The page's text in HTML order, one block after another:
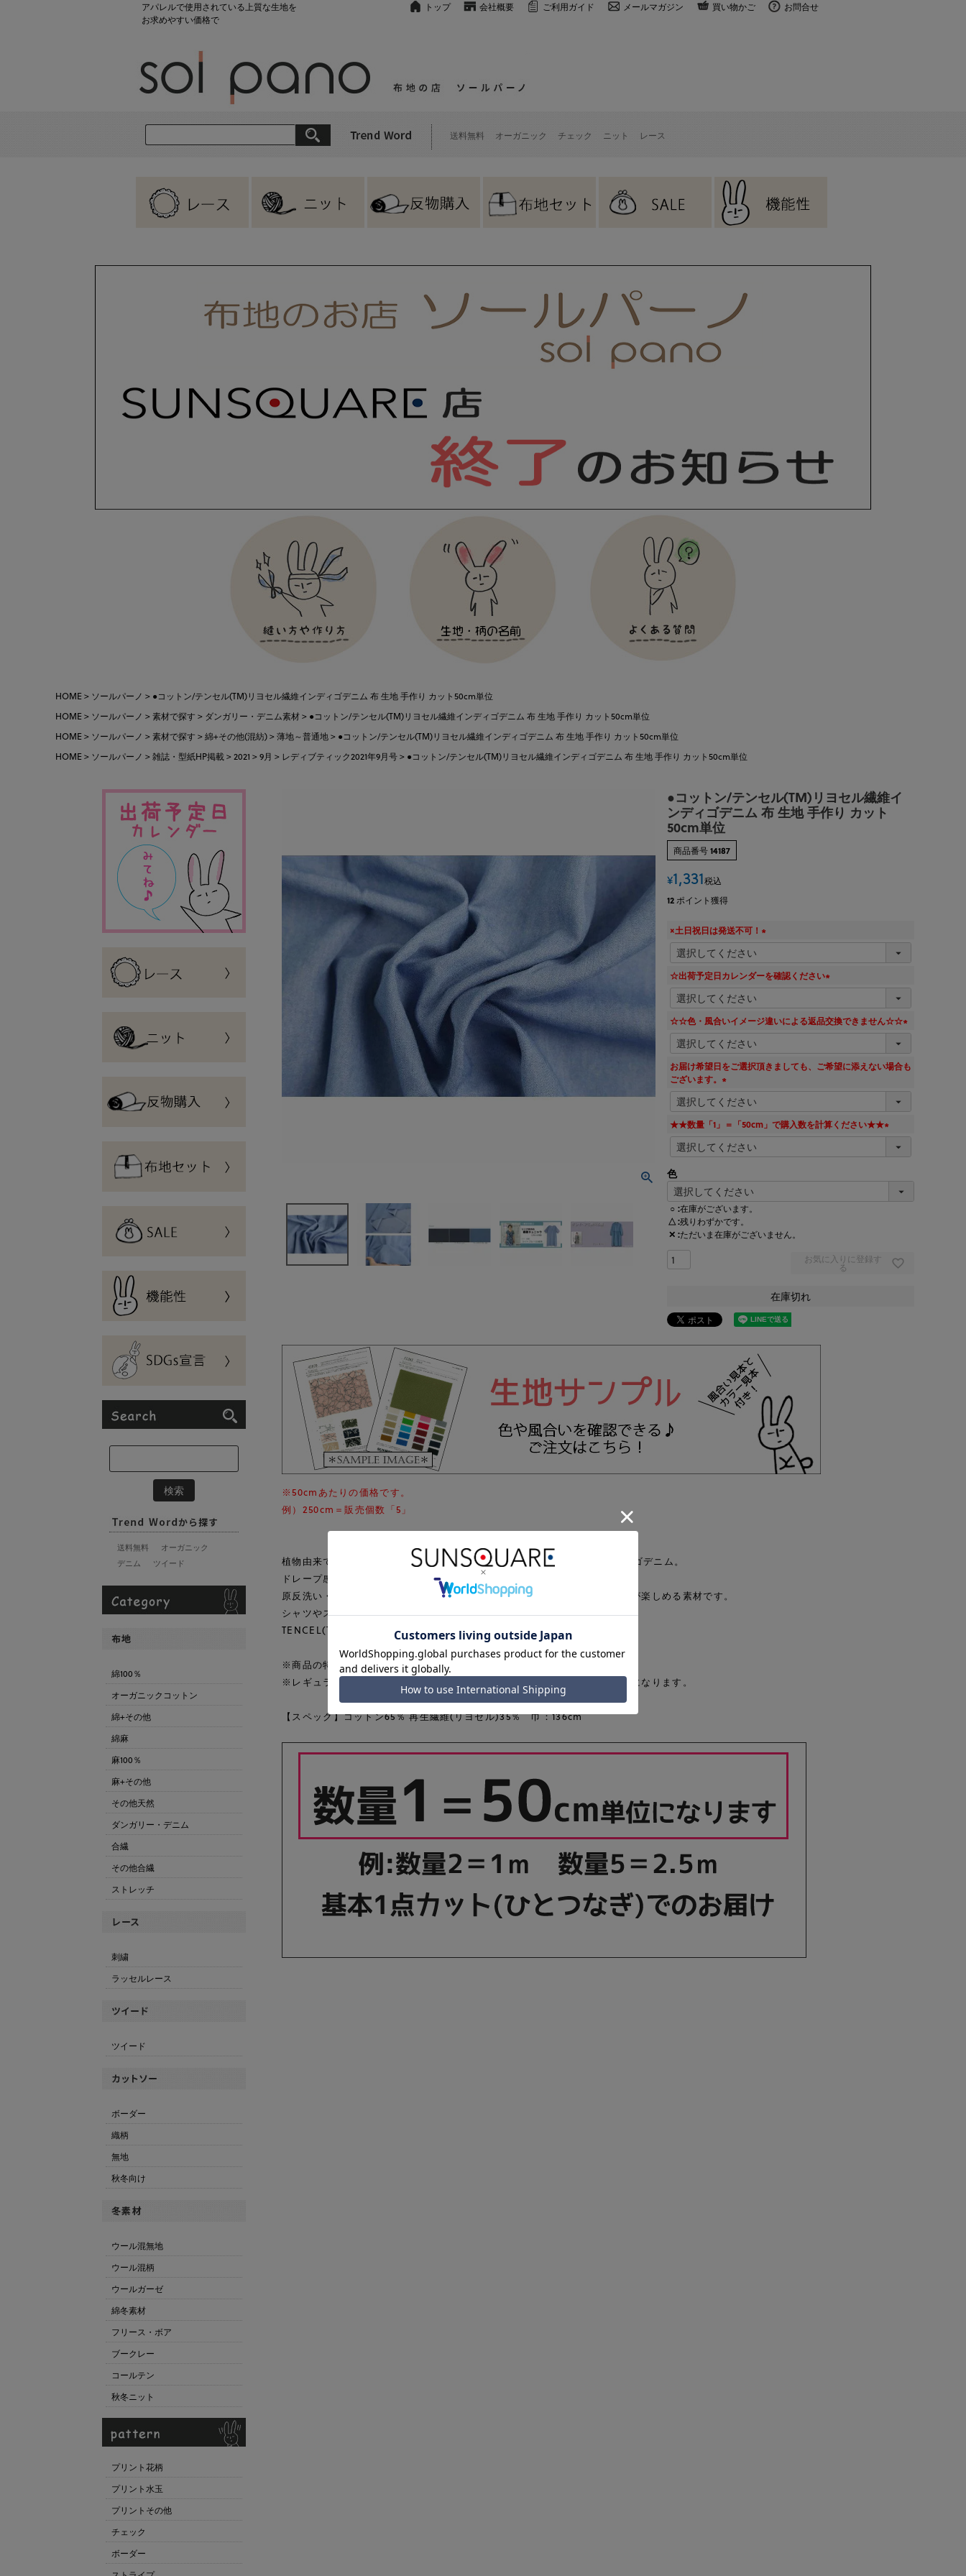
アパレルで使用されている上質な生地を
お求めやすい価格で
トップ 会社概要 ご利用ガイド メールマガジン 買い物かご お問合せ
送料無料 オーガニック チェック ニット レース
HOME ソールパーノ
●コットン/テンセル(TM)リヨセル繊維インディゴデニム 布 生地 手作り カット50cm単位
HOME
ソールパーノ 素材で探す ダンガリー・デニム素材
●コットン/テンセル(TM)リヨセル繊維インディゴデニム 布 生地 手作り カット50cm単位
HOME
ソールパーノ 素材で探す 綿+その他(混紡) 薄地～普通地
●コットン/テンセル(TM)リヨセル繊維インディゴデニム 布 生地 手作り カット50cm単位
HOME
ソールパーノ 雑誌・型紙HP掲載 2021 9月 レディブティック2021年9月号 ●コットン/テンセル(TM)リヨセル繊維インディゴデニム 布 生地 手作り カット50cm単位
送料無料
オーガニック
デニム
ツイード
綿100％
オーガニックコットン
綿+その他
綿麻
麻100％
麻+その他
その他天然
ダンガリー・デニム
合繊
その他合繊
ストレッチ
刺繍
ラッセルレース
ツイード
ボーダー
織柄
無地
秋冬向け
ウール混無地
ウール混柄
ウールガーゼ
綿冬素材
フリース・ボア
ブークレー
コールテン
秋冬ニット
プリント花柄
プリント水玉
プリントその他
チェック
ボーダー
●コットン/テンセル(TM)リヨセル繊維イ
ンディゴデニム 布 生地 手作り カット
50cm単位
商品番号14187
¥1,331税込
12ポイント獲得
×土日祝日は発送不可！
(
必
須
)
☆出荷予定日カレンダーを確認ください
(
必
須
)
☆☆色・風合いイメージ違いによる返品交換できません☆☆
(
必
須
お届け希望日をご選択頂きましても、ご希望に添えない場合も
ございます。
(
必
須
)
★★数量「1」＝「50cm」で購入数を計算ください★★
(
必
)
色
○ 在庫がございます。
△ 残りわずかです。
✕ ただいま在庫がございません。
お気に入りに登録す
る
在庫切れ
※50cmあたりの価格です。
例）250cm＝販売個数「5」
植物由来でサスティナブルなテンセル(TM)リヨセル繊維を使用したインディゴデニム。
ドレープ感と、やや薄手でほどよいツヤ感が特徴です。
原反洗い・製品洗いによる色落ちで、ニュアンスのある風合いとフェード感が楽しめる素材です。
シャツやスカートなど幅広いアイテムに♪
TENCEL(TM)及びテンセル(TM)はLenzing AGの商標です。
※商品の特性上、色落ちや移染が生じやすいのでご注意下さい。
※レギュラーは洗い加工を施していませんので、他の色に比べて硬い風合いになります。
【スペック】コットン65％ 再生繊維(リヨセル)35％ 巾：136cm